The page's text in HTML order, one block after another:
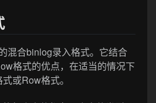
混合binlog录入格式。它结合
格式的优点，在适当的情况下
或Row格式。